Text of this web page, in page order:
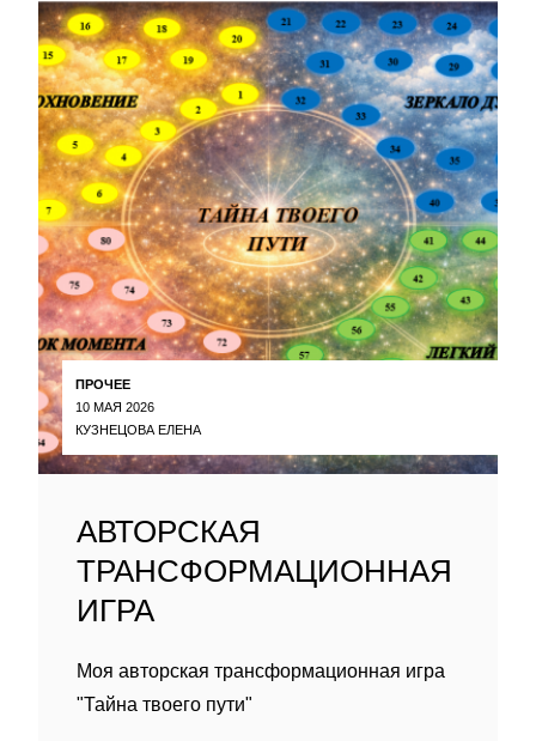
ПРОЧЕЕ
10 МАЯ 2026
КУЗНЕЦОВА ЕЛЕНА
АВТОРСКАЯ
ТРАНСФОРМАЦИОННАЯ
ИГРА
Моя авторская трансформационная игра
"Тайна твоего пути"